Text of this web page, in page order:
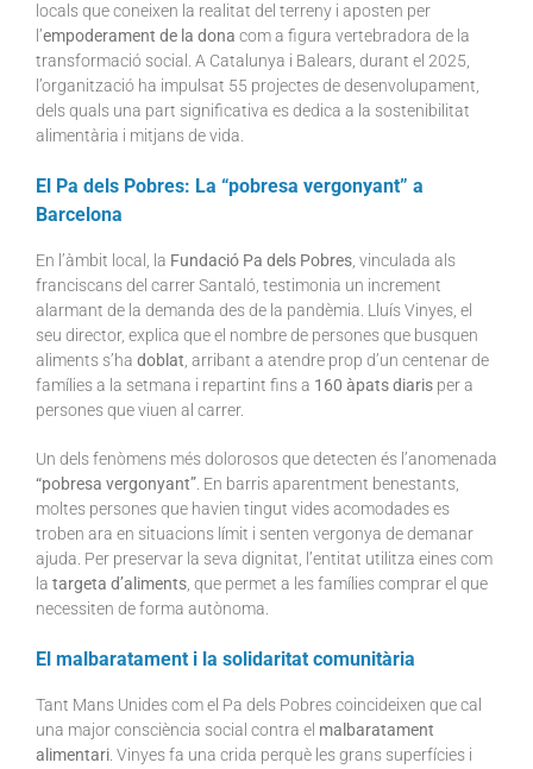
locals que coneixen la realitat del terreny i aposten per
l’empoderament de la dona com a figura vertebradora de la
transformació social. A Catalunya i Balears, durant el 2025,
l’organització ha impulsat 55 projectes de desenvolupament,
dels quals una part significativa es dedica a la sostenibilitat
alimentària i mitjans de vida.
El Pa dels Pobres: La “pobresa vergonyant” a
Barcelona
En l’àmbit local, la Fundació Pa dels Pobres, vinculada als
franciscans del carrer Santaló, testimonia un increment
alarmant de la demanda des de la pandèmia. Lluís Vinyes, el
seu director, explica que el nombre de persones que busquen
aliments s’ha doblat, arribant a atendre prop d’un centenar de
famílies a la setmana i repartint fins a 160 àpats diaris per a
persones que viuen al carrer.
Un dels fenòmens més dolorosos que detecten és l’anomenada
“pobresa vergonyant”. En barris aparentment benestants,
moltes persones que havien tingut vides acomodades es
troben ara en situacions límit i senten vergonya de demanar
ajuda. Per preservar la seva dignitat, l’entitat utilitza eines com
la targeta d’aliments, que permet a les famílies comprar el que
necessiten de forma autònoma.
El malbaratament i la solidaritat comunitària
Tant Mans Unides com el Pa dels Pobres coincideixen que cal
una major consciència social contra el malbaratament
alimentari. Vinyes fa una crida perquè les grans superfícies i